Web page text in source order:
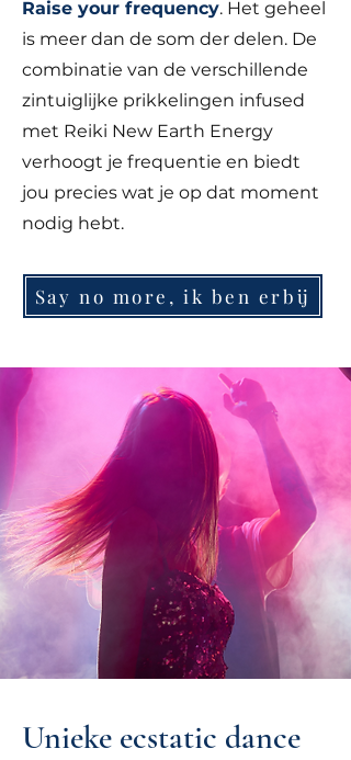
Raise your frequency. Het geheel
is meer dan de som der delen. De
combinatie van de verschillende
zintuiglijke prikkelingen infused
met Reiki New Earth Energy
verhoogt je frequentie en biedt
jou precies wat je op dat moment
nodig hebt.
Say no more, ik ben erbij
Unieke ecstatic dance